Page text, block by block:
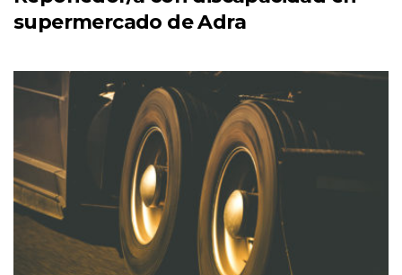
supermercado de Adra